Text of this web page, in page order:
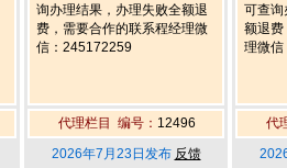
询办理结果，办理失败全额退
费，需要合作的联系程经理微
信：245172259
代理栏目 编号： 12496
2026年7月23日发布 反馈
可查询
额退费
理微
代